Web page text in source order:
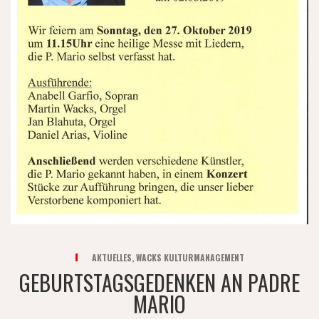
AKTUELLES,WACKS KULTURMANAGEMENT
GEBURTSTAGSGEDENKEN AN PADRE
MARIO